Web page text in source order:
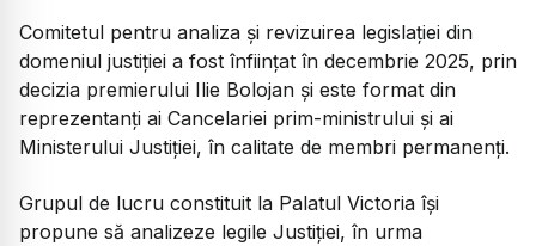
Comitetul pentru analiza și revizuirea legislației din
domeniul justiției a fost înființat în decembrie 2025, prin
decizia premierului Ilie Bolojan și este format din
reprezentanți ai Cancelariei prim-ministrului și ai
Ministerului Justiției, în calitate de membri permanenți.
Grupul de lucru constituit la Palatul Victoria își
propune să analizeze legile Justiției, în urma